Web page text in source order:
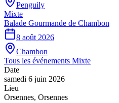
Penguily
Mixte
Balade Gourmande de Chambon
8 août 2026
Chambon
Tous les événements Mixte
Date
samedi 6 juin 2026
Lieu
Orsennes, Orsennes